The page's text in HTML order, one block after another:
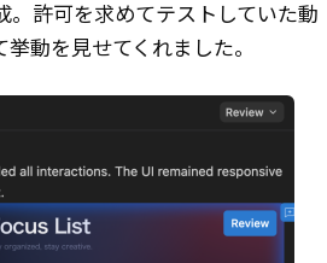
。許可を求めてテストしていた動
動を見せてくれました。